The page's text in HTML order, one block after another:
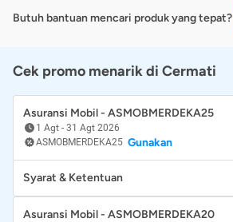
Butuh bantuan mencari produk yang tepat?
Cek promo menarik di Cermati
Asuransi Mobil - ASMOBMERDEKA25
1 Agt - 31 Agt 2026
ASMOBMERDEKA25 Gunakan
Syarat & Ketentuan
Asuransi Mobil - ASMOBMERDEKA20